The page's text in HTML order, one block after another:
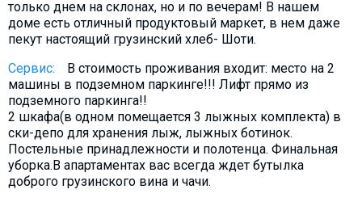
только днем на склонах, но и по вечерам! В нашем
доме есть отличный продуктовый маркет, в нем даже
пекут настоящий грузинский хлеб- Шоти.
Сервис:
В стоимость проживания входит: место на 2
машины в подземном паркинге!!! Лифт прямо из
подземного паркинга!!
2 шкафа(в одном помещается 3 лыжных комплекта) в
ски-депо для хранения лыж, лыжных ботинок.
Постельные принадлежности и полотенца. Финальная
уборка.В апартаментах вас всегда ждет бутылка
доброго грузинского вина и чачи.